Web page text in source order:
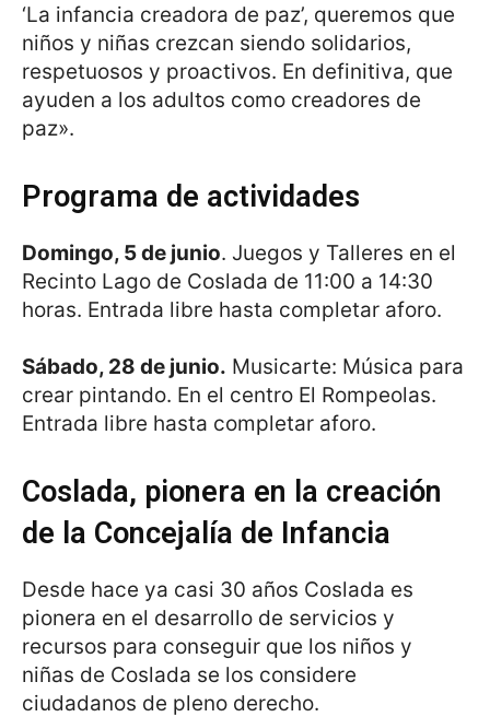
‘La infancia creadora de paz’, queremos que
niños y niñas crezcan siendo solidarios,
respetuosos y proactivos. En definitiva, que
ayuden a los adultos como creadores de
paz».
Programa de actividades
Domingo, 5 de junio. Juegos y Talleres en el
Recinto Lago de Coslada de 11:00 a 14:30
horas. Entrada libre hasta completar aforo.
Sábado, 28 de junio. Musicarte: Música para
crear pintando. En el centro El Rompeolas.
Entrada libre hasta completar aforo.
Coslada, pionera en la creación
de la Concejalía de Infancia
Desde hace ya casi 30 años Coslada es
pionera en el desarrollo de servicios y
recursos para conseguir que los niños y
niñas de Coslada se los considere
ciudadanos de pleno derecho.